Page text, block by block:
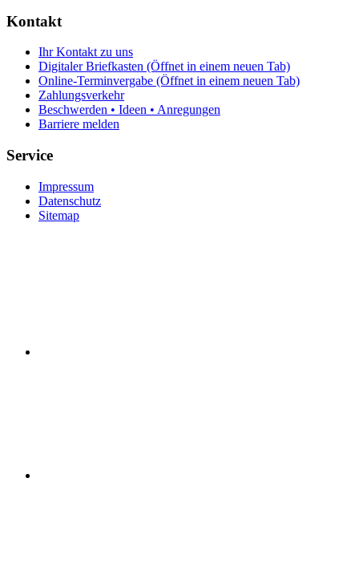
Kontakt
Ihr Kontakt zu uns
Digitaler Briefkasten (Öffnet in einem neuen Tab)
Online-Terminvergabe (Öffnet in einem neuen Tab)
Zahlungsverkehr
Beschwerden • Ideen • Anregungen
Barriere melden
Service
Impressum
Datenschutz
Sitemap